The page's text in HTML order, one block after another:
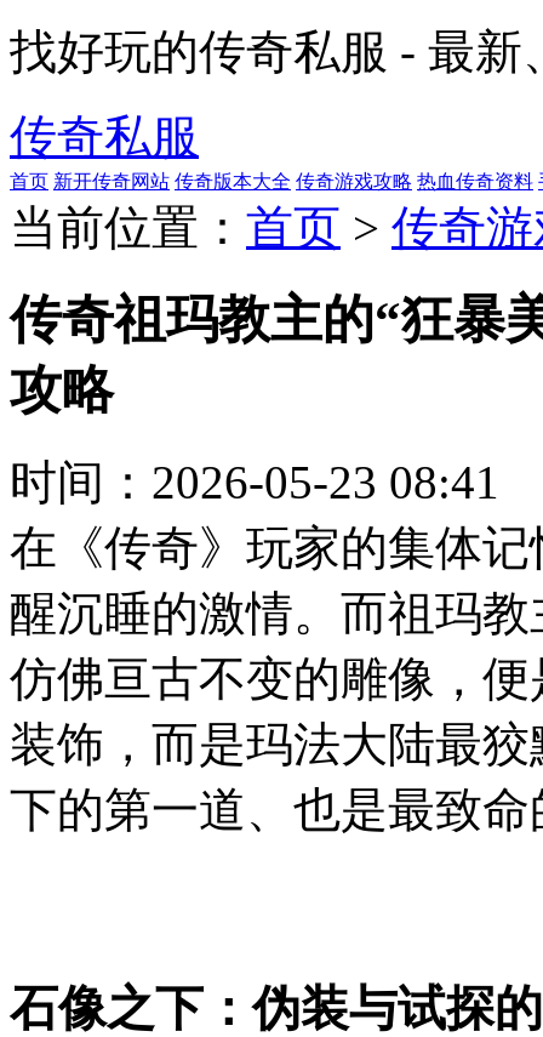
找好玩的传奇私服 - 最
传奇私服
首页 新开传奇网站 传奇版本大全 传奇游戏攻略 热血传奇资料
当前位置： 首页 > 传奇
传奇祖玛教主的“狂暴
攻略
时间： 2026-05-23 08:41
在《传奇》玩家的集体
醒沉睡的激情。而祖玛
仿佛亘古不变的雕像，
装饰，而是玛法大陆最
下的第一道、也是最致命
石像之下：伪装与试探